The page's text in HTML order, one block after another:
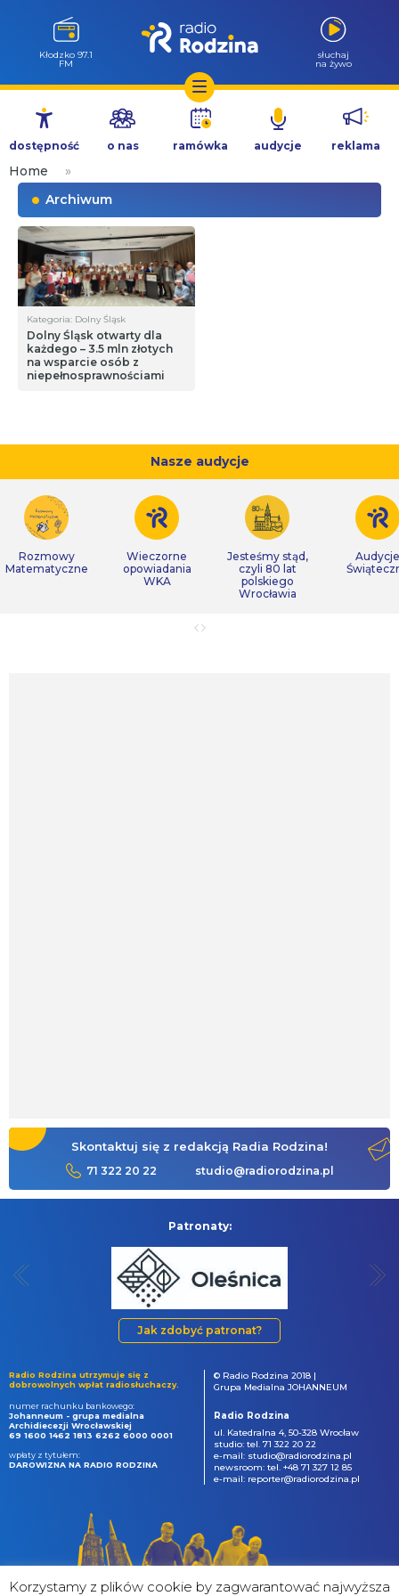
Przejdź
treści
Wołów 99.6
FM
słuchaj
na żywo
dostępność o nas ramówka audycje reklama
Home
»
Archiwum
Kategoria: Dolny Śląsk
Dolny Śląsk otwarty dla
każdego – 3.5 mln złotych
na wsparcie osób z
niepełnosprawnościami
Nasze audycje
Rozmowy
Matematyczne
Wieczorne
opowiadania
WKA
Jesteśmy stąd,
czyli 80 lat
polskiego
Wrocławia
Audycje
Skontaktuj się z redakcją Radia Rodzina!
71 322 20 22 studio@radiorodzina.pl
Patronaty:
Jak zdobyć patronat?
Radio Rodzina utrzymuje się z
dobrowolnych wpłat radiosłuchaczy.
numer rachunku bankowego:
Johanneum - grupa medialna
Archidiecezji Wrocławskiej
69 1600 1462 1813 6262 6000 0001
wpłaty z tytułem:
DAROWIZNA NA RADIO RODZINA
© Radio Rodzina 2018 |
Grupa Medialna JOHANNEUM
Radio Rodzina
ul. Katedralna 4, 50-328 Wrocław
studio: tel. 71 322 20 22
e-mail: studio@radiorodzina.pl
newsroom: tel. +48 71 327 12 85
e-mail: reporter@radiorodzina.pl
Korzystamy z plików cookie by zagwarantować najwyższa